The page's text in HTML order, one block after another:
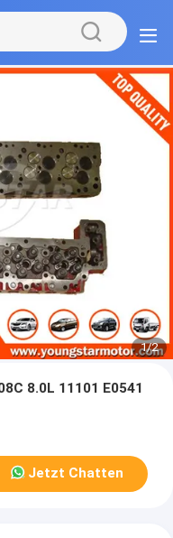
1/2
8.0L 11101 E0541
Jetzt Chatten